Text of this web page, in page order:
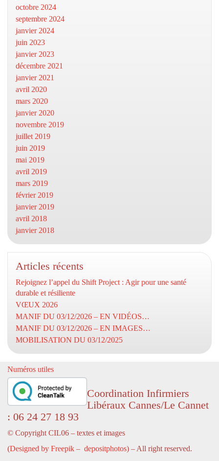
octobre 2024
septembre 2024
janvier 2024
juin 2023
janvier 2023
décembre 2021
janvier 2021
avril 2020
mars 2020
janvier 2020
novembre 2019
juillet 2019
juin 2019
mai 2019
avril 2019
mars 2019
février 2019
janvier 2019
avril 2018
janvier 2018
Articles récents
Rejoignez l’appel du Shift Project : Agir pour une santé
durable et résiliente
VŒUX 2026
MANIF DU 03/12/2026 – EN VIDÉOS…
MANIF DU 03/12/2026 – EN IMAGES…
MOBILISATION DU 03/12/2025
Numéros utiles
Coordination Infirmiers
Libéraux Cannes/Le Cannet
: 06 24 27 18 93
© Copyright CIL06 – textes et images
(Designed by Freepik – depositphotos) – All right reserved.